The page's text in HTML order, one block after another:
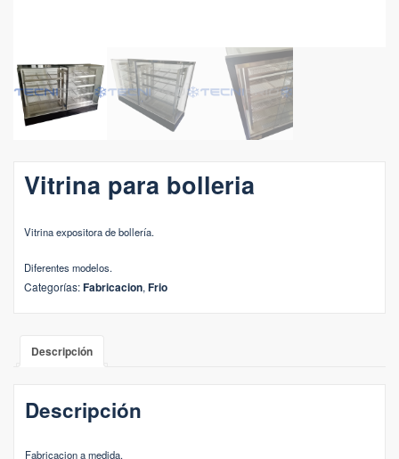
Vitrina para bolleria
Vitrina expositora de bollería.
Diferentes modelos.
Categorías:Fabricacion, Frio
Descripción
Descripción
Fabricacion a medida.